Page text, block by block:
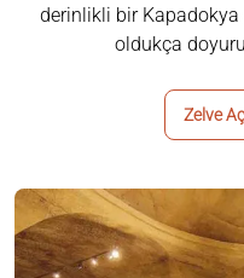
derinlikli bir
oldukça
Zelve